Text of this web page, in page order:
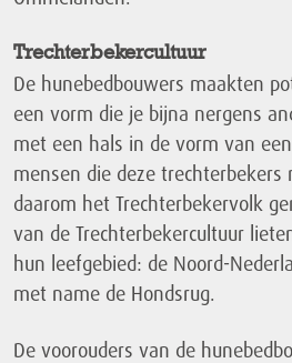
Trechterbekercultuur
De hunebedbouwers maakten
een vorm die je bijna nergens
met een hals in de vorm van
mensen die deze
daarom het Trechterbekervolk
van de Trechterbekercultuur
hun leefgebied: de Noord-
met name de Hondsrug.
De voorouders van de